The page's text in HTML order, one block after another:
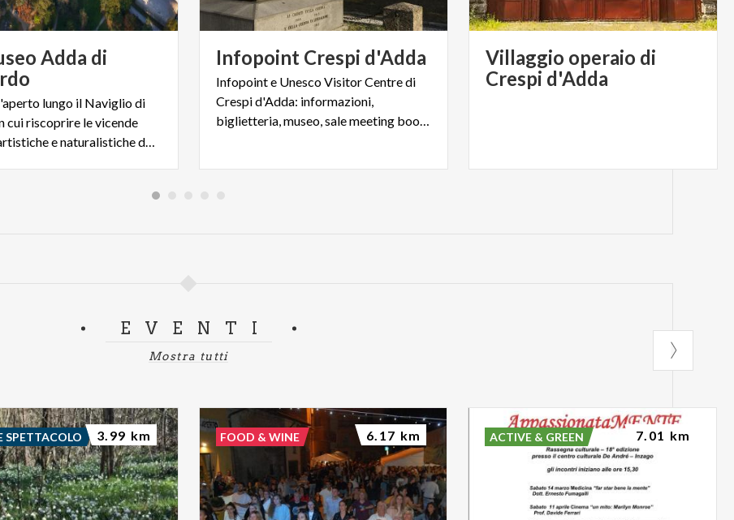
Adda di
lungo il Naviglio di
cui riscoprire le vicende
storiche, artistiche e naturalistiche del territorio
Infopoint Crespi d'Adda
Infopoint e Unesco Visitor Centre di
Crespi d'Adda: informazioni,
biglietteria, museo, sale meeting bookshop e molto altro
Villaggio operaio di
Crespi d'Adda
EVENTI
Mostra tutti
SPETTACOLO 3.99 km FOOD & WINE 6.17 km ACTIVE & GREEN 7.01 km